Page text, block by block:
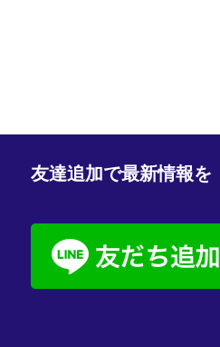
友達追加で最新情報を